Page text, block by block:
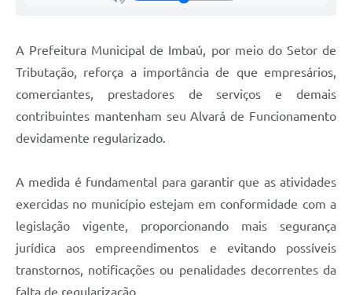
A Prefeitura Municipal de Imbaú, por meio do Setor de
Tributação, reforça a importância de que empresários,
comerciantes, prestadores de serviços e demais
contribuintes mantenham seu Alvará de Funcionamento
devidamente regularizado.
A medida é fundamental para garantir que as atividades
exercidas no município estejam em conformidade com a
legislação vigente, proporcionando mais segurança
jurídica aos empreendimentos e evitando possíveis
transtornos, notificações ou penalidades decorrentes da
falta de regularização.